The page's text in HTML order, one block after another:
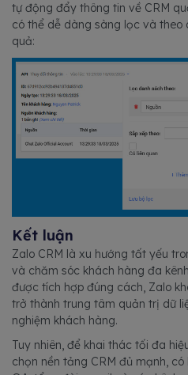
tự động đẩy thông tin về CRM
có thể dễ dàng sàng lọc và theo
quả:
Kết luận
Zalo CRM là xu hướng tất yếu
và chăm sóc khách hàng đa
được tích hợp đúng cách, Zalo
trở thành trung tâm quản trị dữ
nghiệm khách hàng.
Tuy nhiên, để khai thác tối đa
chọn nền tảng CRM đủ mạnh,